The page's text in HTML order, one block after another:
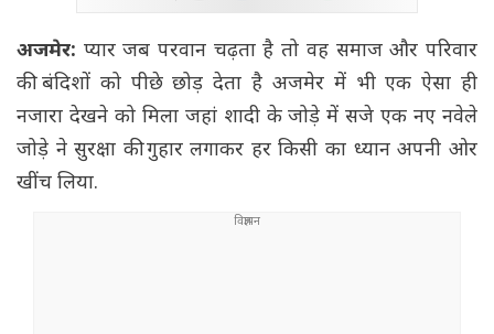
अजमेर: प्यार जब परवान चढ़ता है तो वह समाज और परिवार
की बंदिशों को पीछे छोड़ देता है अजमेर में भी एक ऐसा ही
नजारा देखने को मिला जहां शादी के जोड़े में सजे एक नए नवेले
जोड़े ने सुरक्षा की गुहार लगाकर हर किसी का ध्यान अपनी ओर
खींच लिया.